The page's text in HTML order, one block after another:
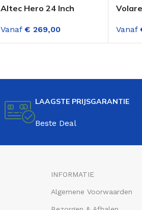
Altec Hero 24 Inch
Vanaf € 269,00 Vanaf
LAAGSTE PRIJSGARANTIE
Beste Deal
INFORMATIE
Algemene Voorwaarden